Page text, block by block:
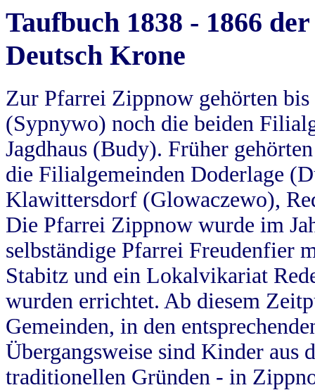
Taufbuch 1838 - 1866
Deutsch Krone
Zur Pfarrei Zippnow gehörten
(Sypnywo) noch die beiden
Jagdhaus (Budy). Früher
die Filialgemeinden Doderlage
Klawittersdorf (Glowaczewo),
Die Pfarrei Zippnow wurde im
selbständige Pfarrei Freudenfier
Stabitz und ein Lokalvikariat
wurden errichtet. Ab diesem
Gemeinden, in den
Übergangsweise sind Kinder aus
traditionellen Gründen - in